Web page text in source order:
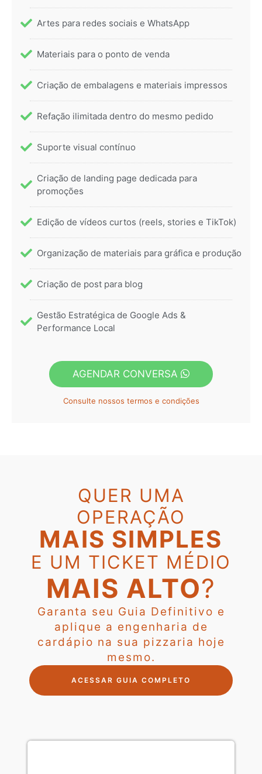
Artes para redes sociais e WhatsApp
Materiais para o ponto de venda
Criação de embalagens e materiais impressos
Refação ilimitada dentro do mesmo pedido
Suporte visual contínuo
Criação de landing page dedicada para
promoções
Edição de vídeos curtos (reels, stories e TikTok)
Organização de materiais para gráfica e produção
Criação de post para blog
Gestão Estratégica de Google Ads &
Performance Local
AGENDAR CONVERSA
Consulte nossos termos e condições
QUER UMA
OPERAÇÃO
MAIS SIMPLES
E UM TICKET MÉDIO
MAIS ALTO?
Garanta seu Guia Definitivo e
aplique a engenharia de
cardápio na sua pizzaria hoje
mesmo.
ACESSAR GUIA COMPLETO